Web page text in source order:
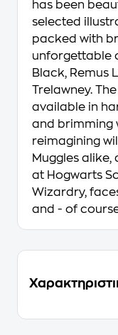
has been
selected
packed with
unforgettable
Black, Remus
Trelawney.
available in
and brimming
reimagining
Muggles alike,
at Hogwarts
Wizardry,
and - of